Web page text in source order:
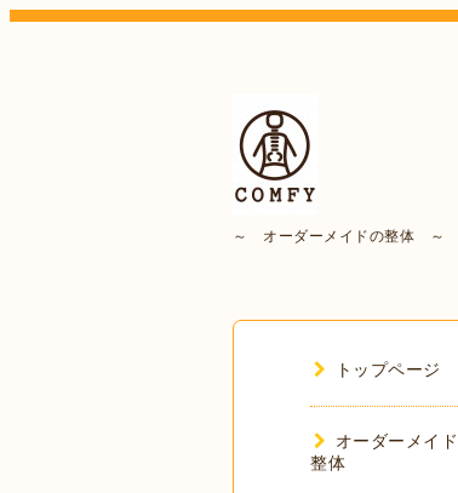
～ オーダーメイドの整体 ～
トップページ
オーダーメイド
整体